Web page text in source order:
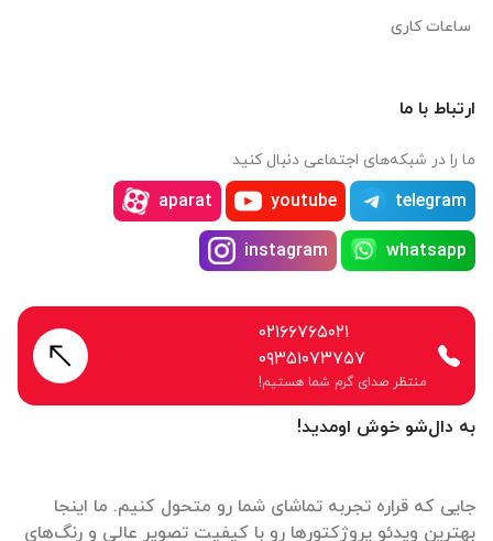
به دال‌شو خوش اومدید!
جایی که قراره تجربه تماشای شما رو متحول کنیم. ما اینجا
بهترین ویدئو پروژکتورها رو با کیفیت تصویر عالی و رنگ‌های
ساعات کاری
ارتباط با ما
ما را در شبکه‌های اجتماعی دنبال کنید
telegram
youtube
aparat
whatsapp
instagram
۰۲۱۶۶۷۶۵۰۲۱
۰۹۳۵۱۰۷۳۷۵۷
منتظر صدای گرم شما هستیم!